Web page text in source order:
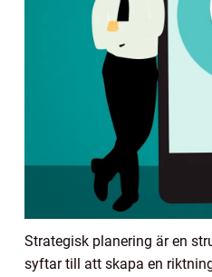
Strategisk planering är en
syftar till att skapa en